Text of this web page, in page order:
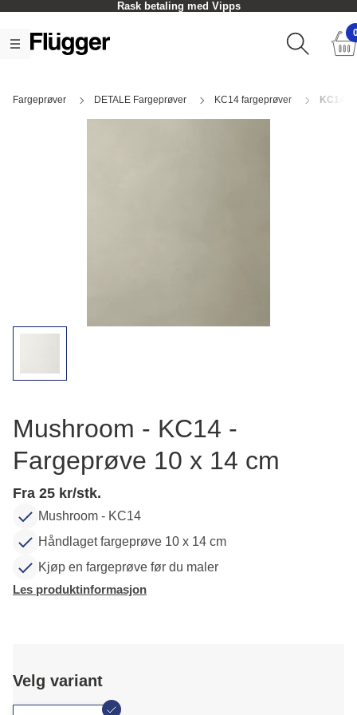
Rask betaling med Vipps
Fargeprøver DETALE Fargeprøver KC14 fargeprøver KC14
Mushroom - KC14 -
Fargeprøve 10 x 14 cm
Fra 25 kr/stk.
Mushroom - KC14
Håndlaget fargeprøve 10 x 14 cm
Kjøp en fargeprøve før du maler
Les produktinformasjon
Velg variant